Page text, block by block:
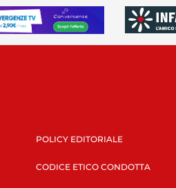
POLICY EDITORIALE
CODICE ETICO CONDOTTA